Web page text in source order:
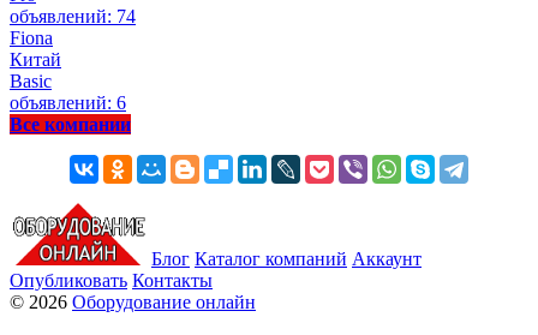
объявлений: 74
Fiona
Китай
Basic
объявлений: 6
Все компании
Блог Каталог компаний Аккаунт
Опубликовать Контакты
© 2026 Оборудование онлайн